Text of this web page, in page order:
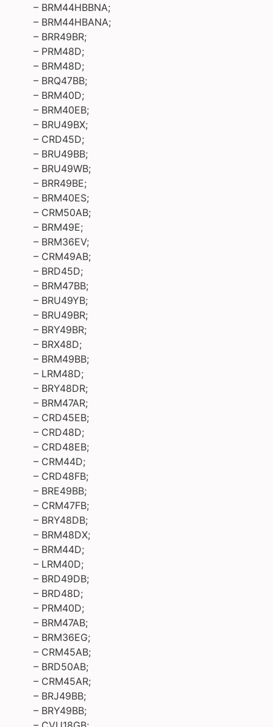
– BRM44HBBNA;
– BRM44HBANA;
– BRR49BR;
– PRM48D;
– BRM48D;
– BRQ47BB;
– BRM40D;
– BRM40EB;
– BRU49BX;
– CRD45D;
– BRU49BB;
– BRU49WB;
– BRR49BE;
– BRM40ES;
– CRM50AB;
– BRM49E;
– BRM36EV;
– CRM49AB;
– BRD45D;
– BRM47BB;
– BRU49YB;
– BRU49BR;
– BRY49BR;
– BRX48D;
– BRM49BB;
– LRM48D;
– BRY48DR;
– BRM47AR;
– CRD45EB;
– CRD48D;
– CRD48EB;
– CRM44D;
– CRD48FB;
– BRE49BB;
– CRM47FB;
– BRY48DB;
– BRM48DX;
– BRM44D;
– LRM40D;
– BRD49DB;
– BRD48D;
– PRM40D;
– BRM47AB;
– BRM36EG;
– CRM45AB;
– BRD50AB;
– CRM45AR;
– BRJ49BB;
– BRY49BB;